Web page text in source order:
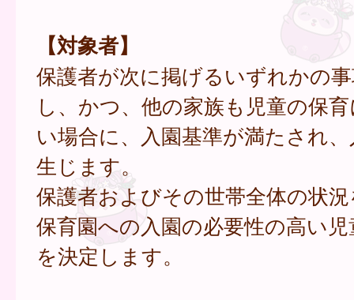
【対象者】
保護者が次に掲げるいずれかの
し、かつ、他の家族も児童の保
い場合に、入園基準が満たされ
生じます。
保護者およびその世帯全体の状
保育園への入園の必要性の高い
を決定します。